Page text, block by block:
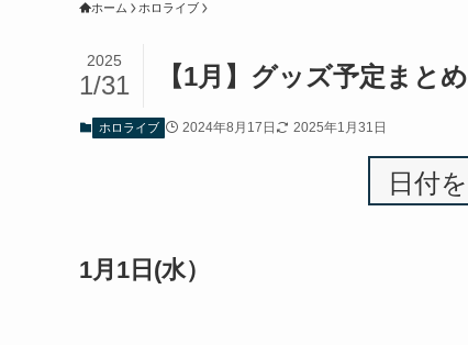
ホーム ホロライブ
【1月】グッズ予定まとめ
2025
1/31
ホロライブ 2024年8月17日 2025年1月31日
1月1日(水）